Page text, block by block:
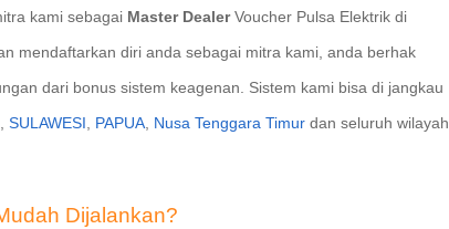
kami sebagai Master DealerVoucher Pulsa Elektrik di
mendaftarkan diri anda sebagai mitra kami, anda berhak
dari bonus sistem keagenan. Sistem kami bisa di jangkau
, SULAWESI, PAPUA, Nusa Tenggara Timur dan seluruh wilayah
Dijalankan?